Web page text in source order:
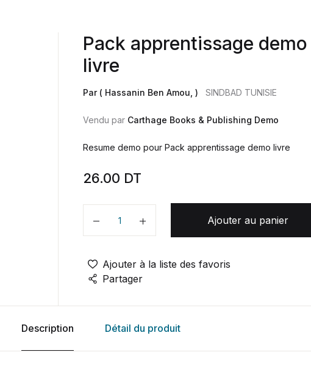
Pack apprentissage demo
livre
Par ( Hassanin Ben Amou, ) SINDBAD TUNISIE
Vendu par Carthage Books & Publishing Demo
Resume demo pour Pack apprentissage demo livre
26.00 DT
Quantité
Ajouter au panier
Ajouter à la liste des favoris
Partager
Description Détail du produit